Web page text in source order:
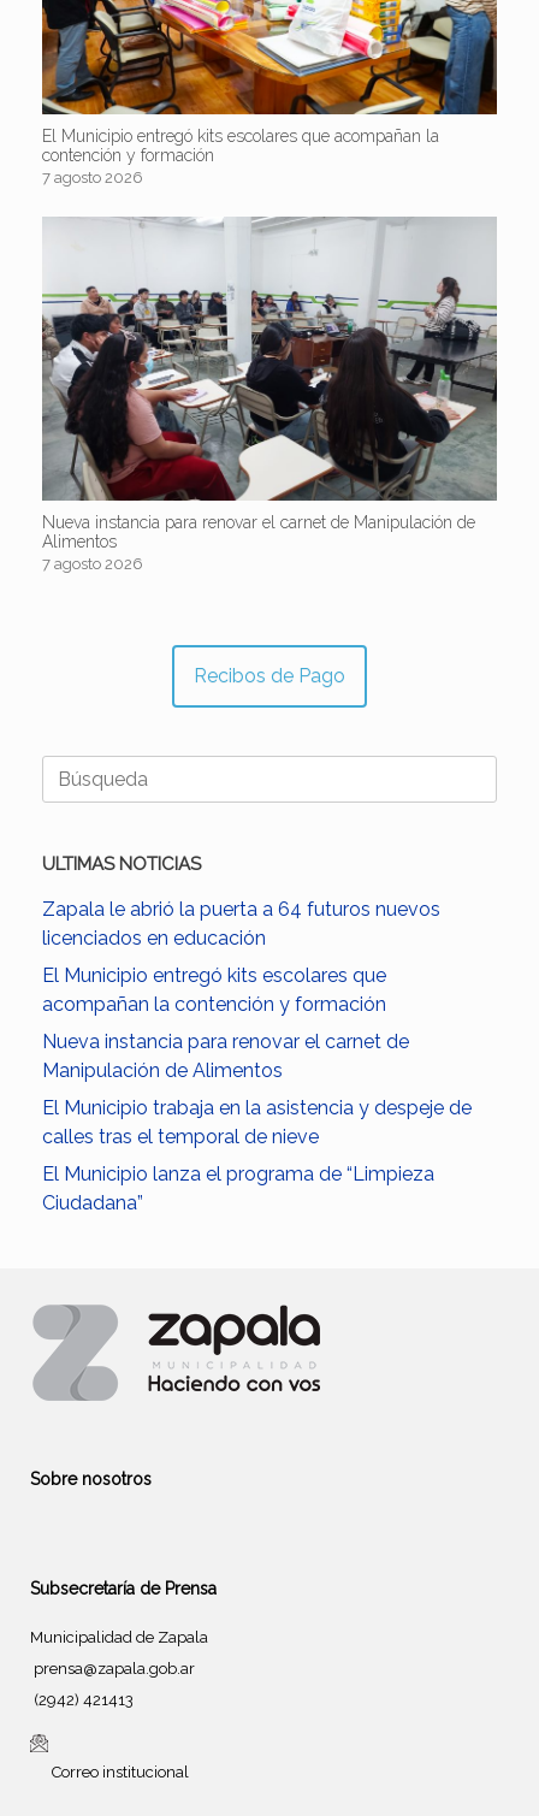
El Municipio entregó kits escolares que acompañan la
contención y formación
7 agosto 2026
Nueva instancia para renovar el carnet de Manipulación de
Alimentos
7 agosto 2026
Recibos de Pago
Buscar:
ULTIMAS NOTICIAS
Zapala le abrió la puerta a 64 futuros nuevos
licenciados en educación
El Municipio entregó kits escolares que
acompañan la contención y formación
Nueva instancia para renovar el carnet de
Manipulación de Alimentos
El Municipio trabaja en la asistencia y despeje de
calles tras el temporal de nieve
El Municipio lanza el programa de “Limpieza
Ciudadana”
Sobre nosotros
Subsecretaría de Prensa
Municipalidad de Zapala
prensa@zapala.gob.ar
(2942) 421413
Correo institucional